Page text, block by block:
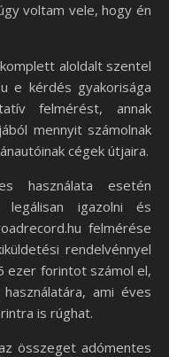
voltam vele, hogy én
aloldalt szentel
e kérdés gyakorisága
felmérést, annak
mennyit számolnak
cégek útjaira.
használata esetén
legálisan igazolni és
felmérése
rendelvénnyel
ezer forintot számol el,
ami éves
is rúghat.
összeget adómentes